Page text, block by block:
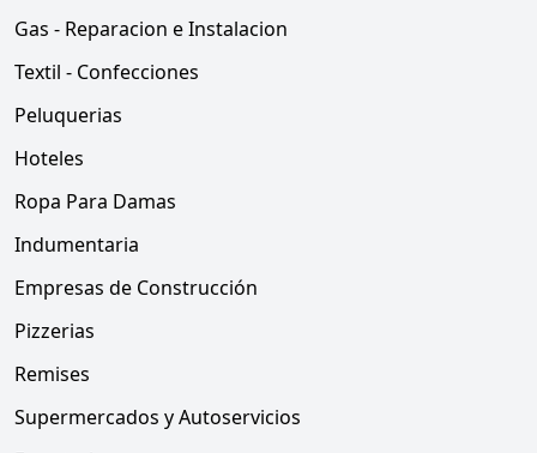
Gas - Reparacion e Instalacion
Textil - Confecciones
Peluquerias
Hoteles
Ropa Para Damas
Indumentaria
Empresas de Construcción
Pizzerias
Remises
Supermercados y Autoservicios